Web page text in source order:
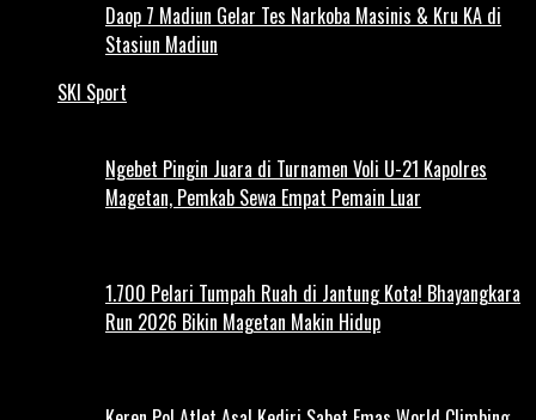
Daop 7 Madiun Gelar Tes Narkoba Masinis & Kru KA di
Stasiun Madiun
SKI Sport
Ngebet Pingin Juara di Turnamen Voli U-21 Kapolres
Magetan, Pemkab Sewa Empat Pemain Luar
1.700 Pelari Tumpah Ruah di Jantung Kota! Bhayangkara
Run 2026 Bikin Magetan Makin Hidup